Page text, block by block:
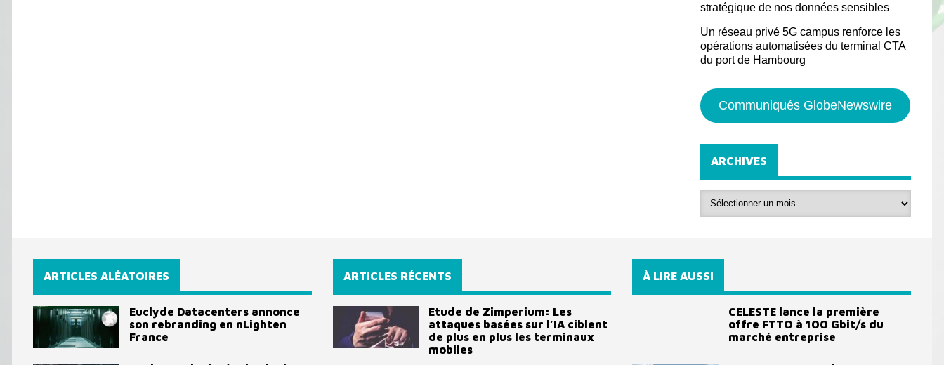
stratégique de nos données sensibles
Un réseau privé 5G campus renforce les
opérations automatisées du terminal CTA
du port de Hambourg
Communiqués GlobeNewswire
ARCHIVES
ARTICLES ALÉATOIRES
Euclyde Datacenters annonce
son rebranding en nLighten
France
ARTICLES RÉCENTS
Etude de Zimperium: Les
attaques basées sur l’IA ciblent
de plus en plus les terminaux
mobiles
À LIRE AUSSI
CELESTE lance la première
offre FTTO à 100 Gbit/s du
marché entreprise